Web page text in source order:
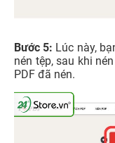
Bước 5: Lúc này,
nén tệp, sau khi
PDF đã nén.